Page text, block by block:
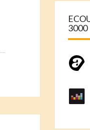
3000